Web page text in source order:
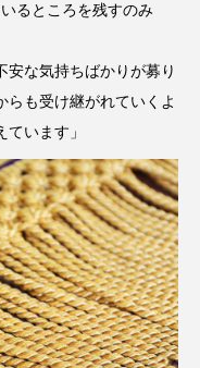
るところを残すのみ
安な気持ちばかりが募り
らも受け継がれていくよ
います」